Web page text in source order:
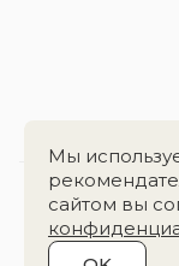
Мы
сайтом вы